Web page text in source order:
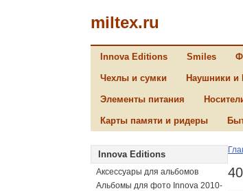
miltex.ru
Innova Editions Smiles
Чехлы и сумки Наушники и
Элементы питания
Карты памяти и ридеры
Innova Editions
Аксессуары для альбомов
Альбомы для фото Innova 2010-